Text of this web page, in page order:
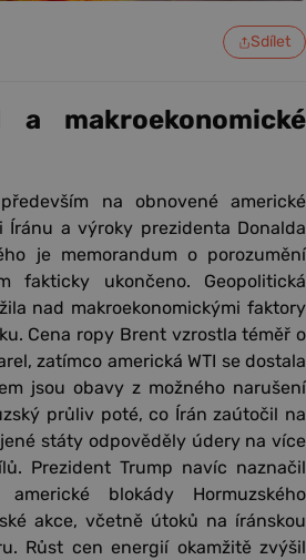
Sdílet
a makroekonomické
na obnovené americké
Íránu a výroky prezidenta Donalda
je memorandum o porozumění
fakticky ukončeno. Geopolitická
nad makroekonomickými faktory
Cena ropy Brent vzrostla téměř o
zatímco americká WTI se dostala
jsou obavy z možného narušení
průliv poté, co Írán zaútočil na
státy odpověděly údery na více
Prezident Trump navíc naznačil
blokády Hormuzského
akce, včetně útoků na íránskou
Růst cen energií okamžitě zvýšil